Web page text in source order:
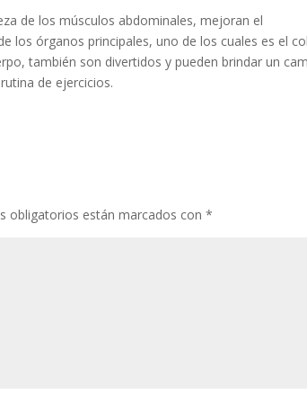
de los músculos abdominales, mejoran el
los órganos principales, uno de los cuales es el
también son divertidos y pueden brindar un
de ejercicios.
obligatorios están marcados con*